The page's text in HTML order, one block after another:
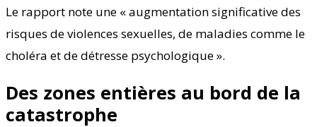
Le rapport note une « augmentation significative des
risques de violences sexuelles, de maladies comme le
choléra et de détresse psychologique ».
Des zones entières au bord de la
catastrophe